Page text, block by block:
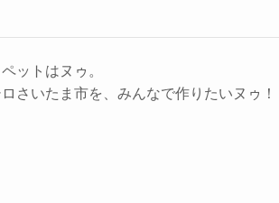
ットはヌゥ。
さいたま市を、みんなで作りたいヌゥ！